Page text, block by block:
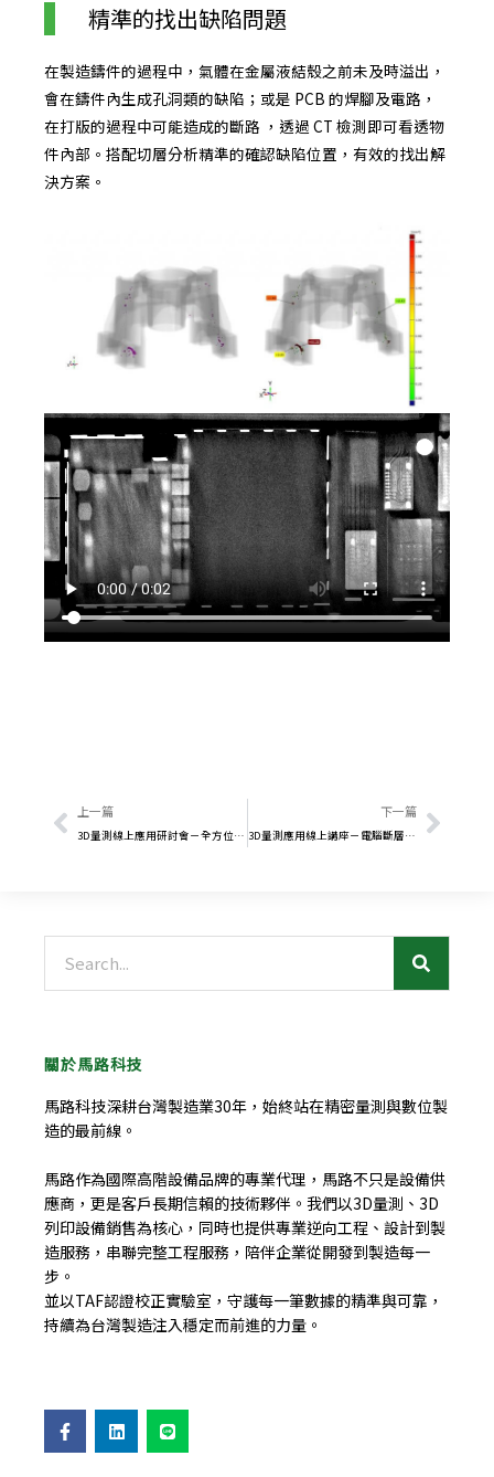
精準的找出缺陷問題
在製造鑄件的過程中，氣體在金屬液結殼之前未及時溢出，
會在鑄件內生成孔洞類的缺陷；或是 PCB 的焊腳及電路，
在打版的過程中可能造成的斷路 ，透過 CT 檢測即可看透物
件內部。搭配切層分析精準的確認缺陷位置，有效的找出解
決方案。
上一頁
上一篇
3D量測線上應用研討會－全方位自行車檢測應用解決方案
下一篇
3D量測應用線上講座－電腦斷層掃描成就5G的”視”界可能
下一
關於馬路科技
馬路科技深耕台灣製造業30年，始終站在精密量測與數位製
造的最前線。
馬路作為國際高階設備品牌的專業代理，馬路不只是設備供
應商，更是客戶長期信賴的技術夥伴。我們以3D量測、3D
列印設備銷售為核心，同時也提供專業逆向工程、設計到製
造服務，串聯完整工程服務，陪伴企業從開發到製造每一
步。
並以TAF認證校正實驗室，守護每一筆數據的精準與可靠，
持續為台灣製造注入穩定而前進的力量。
F
a
c
L
i
n
L
i
n